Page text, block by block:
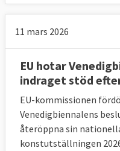
11 mars 2026
EU hotar
indraget stöd
EU-kommissionen
Venedigbiennalens
återöppna sin
konstutställningen